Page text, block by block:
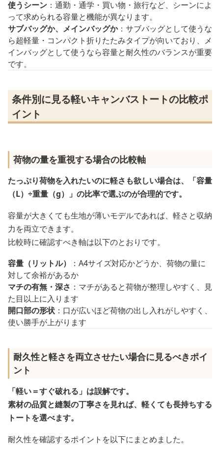
使うシーン ：通勤・通学・買い物・旅行など、シーンによ
って求められる容量と機能が異なります。
サブバッグか、メインバッグか：サブバッグとして使うな
ら超軽量・コンパクト折りたたみタイプが向いており、メ
インバッグとして使うなら容量と耐久性のバランスが重要
です。
条件別に見る軽いキャンバストートの比較ポ
イント
荷物の量を重視する場合の比較軸
たっぷり荷物を入れたいのに軽さも欲しい場合は、「容量
（L）÷重量（g）」の比率で選ぶのが合理的です。
容量が大きくても生地が薄いモデルであれば、軽さと収納
力を両立できます。
比較時に確認すべき軸は以下のとおりです。
容量（リットル）
：A4サイズ対応かどうか、荷物の量に
対して余裕があるか
マチの有無・深さ ：マチがあると荷物が整理しやすく、見
た目以上に入ります
開口部の形状 ：口が広いほど荷物の出し入れがしやすく、
使い勝手が上がります
耐久性と軽さを両立させたい場合に見るべきポイ
ント
「軽い＝すぐ破れる」は誤解です。
素材の品質と縫製の丁寧さを見れば、軽くても長持ちする
トートを選べます。
耐久性を確認するポイントを以下にまとめました。